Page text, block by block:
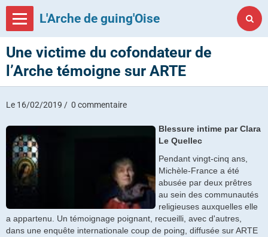
L'Arche de guing'Oise
Une victime du cofondateur de
l’Arche témoigne sur ARTE
Le 16/02/2019 0 commentaire
Blessure intime par Clara
Le Quellec
Pendant vingt-cinq ans,
Michèle-France a été
abusée par deux prêtres
au sein des communautés
religieuses auxquelles elle
a appartenu. Un témoignage poignant, recueilli, avec d'autres,
dans une enquête internationale coup de poing, diffusée sur ARTE